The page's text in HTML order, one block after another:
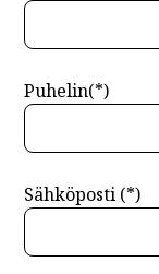
Puhelin(*)
Sähköposti (*)